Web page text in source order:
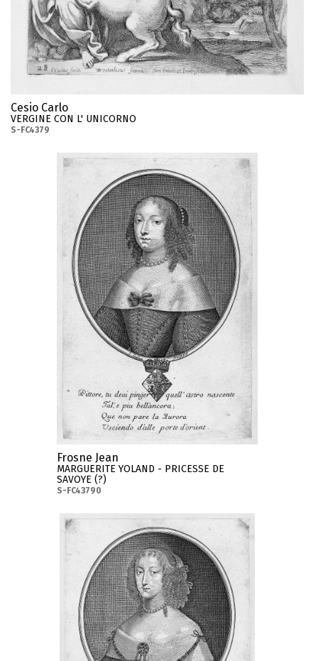
Cesio Carlo
VERGINE CON L' UNICORNO
S-FC4379
Frosne Jean
MARGUERITE YOLAND - PRICESSE DE
SAVOYE (?)
S-FC43790